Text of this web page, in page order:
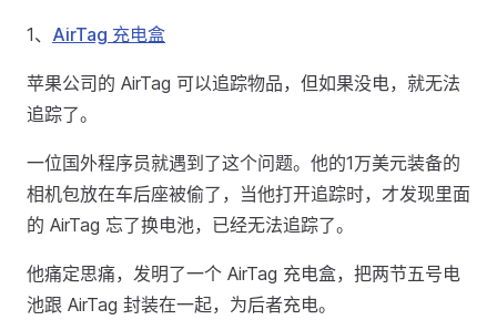
1、 AirTag 充电盒
苹果公司的 AirTag 可以追踪物品，但如果没电，就无法
追踪了。
一位国外程序员就遇到了这个问题。他的1万美元装备的
相机包放在车后座被偷了，当他打开追踪时，才发现里面
的 AirTag 忘了换电池，已经无法追踪了。
他痛定思痛，发明了一个 AirTag 充电盒，把两节五号电
池跟 AirTag 封装在一起，为后者充电。